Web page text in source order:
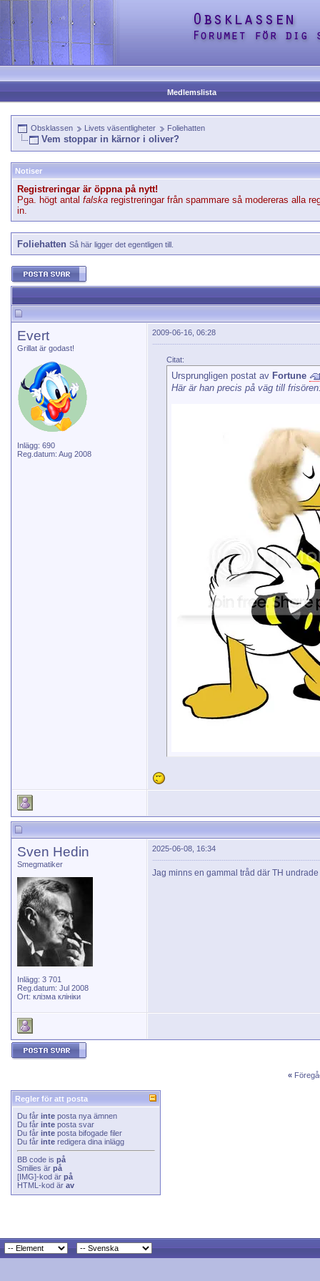
Medlemslista
Obsklassen Livets väsentligheter Foliehatten
Vem stoppar in kärnor i oliver?
Notiser
Registreringar är öppna på nytt!
Pga. högt antal falska registreringar från spammare så modereras alla
in.
Foliehatten Så här ligger det egentligen till.
Evert
Grillat är godast!
Inlägg: 690
Reg.datum: Aug 2008
2009-06-16, 06:28
Citat:
Ursprungligen postat av Fortune
Här är han precis på väg till
Sven Hedin
Smegmatiker
Inlägg: 3 701
Reg.datum: Jul 2008
Ort: клізма клініки
2025-06-08, 16:34
Jag minns en gammal tråd där TH
«
Regler för att posta
Du får inte posta nya ämnen
Du får inte posta svar
Du får inte posta bifogade filer
Du får inte redigera dina inlägg
BB code is på
Smilies är på
[IMG]-kod är på
HTML-kod är av